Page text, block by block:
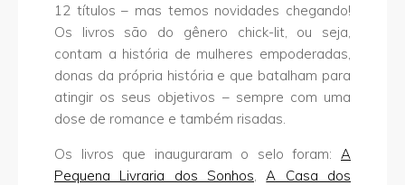
12 títulos – mas temos novidades chegando!
Os livros são do gênero chick-lit, ou seja,
contam a história de mulheres empoderadas,
donas da própria história e que batalham para
atingir os seus objetivos – sempre com uma
dose de romance e também risadas.
Os livros que inauguraram o selo foram: A
Pequena Livraria dos Sonhos
A Casa dos